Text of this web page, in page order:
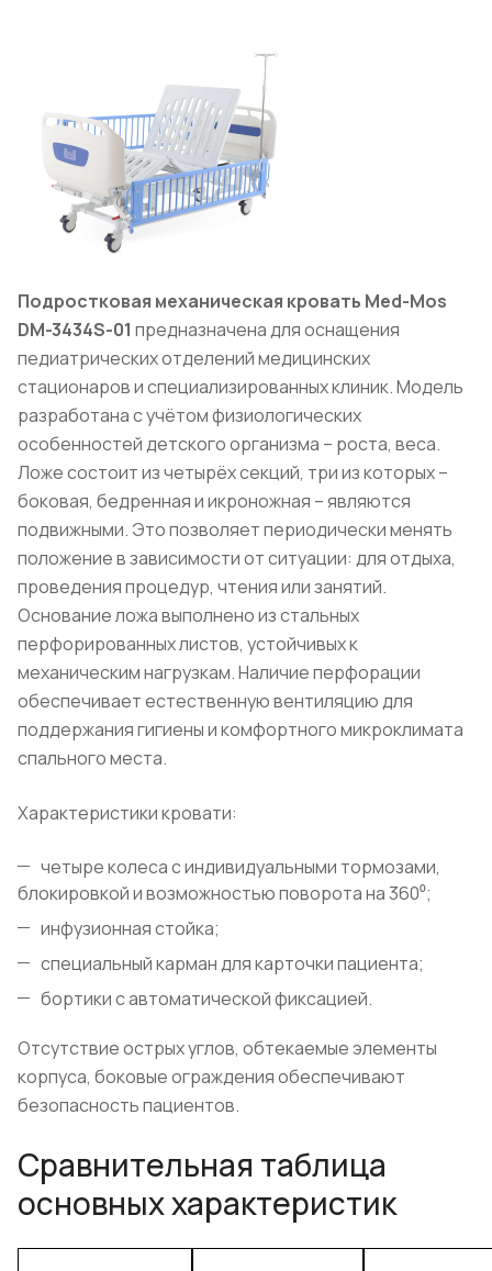
Подростковая механическая кровать Med-Mos
DM-3434S-01 предназначена для оснащения
педиатрических отделений медицинских
стационаров и специализированных клиник. Модель
разработана с учётом физиологических
особенностей детского организма – роста, веса.
Ложе состоит из четырёх секций, три из которых –
боковая, бедренная и икроножная – являются
подвижными. Это позволяет периодически менять
положение в зависимости от ситуации: для отдыха,
проведения процедур, чтения или занятий.
Основание ложа выполнено из стальных
перфорированных листов, устойчивых к
механическим нагрузкам. Наличие перфорации
обеспечивает естественную вентиляцию для
поддержания гигиены и комфортного микроклимата
спального места.
Характеристики кровати:
четыре колеса с индивидуальными тормозами,
блокировкой и возможностью поворота на 360⁰;
инфузионная стойка;
специальный карман для карточки пациента;
бортики с автоматической фиксацией.
Отсутствие острых углов, обтекаемые элементы
корпуса, боковые ограждения обеспечивают
безопасность пациентов.
Сравнительная таблица
основных характеристик